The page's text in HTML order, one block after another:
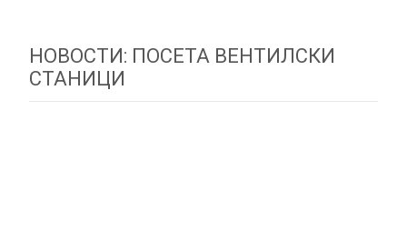
НОВОСТИ: ПОСЕТА ВЕНТИЛСКИ
СТАНИЦИ